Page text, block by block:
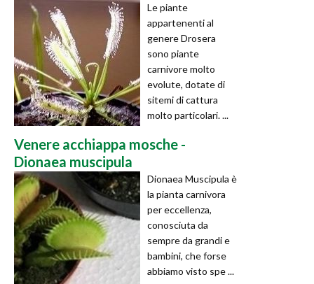
Le piante
appartenenti al
genere Drosera
sono piante
carnivore molto
evolute, dotate di
sitemi di cattura
molto particolari. ...
Venere acchiappa mosche -
Dionaea muscipula
Dionaea Muscipula è
la pianta carnivora
per eccellenza,
conosciuta da
sempre da grandi e
bambini, che forse
abbiamo visto spe ...